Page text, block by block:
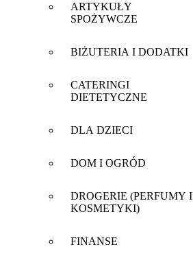
ARTYKUŁY
SPOŻYWCZE
BIŻUTERIA I DODATKI
CATERINGI
DIETETYCZNE
DLA DZIECI
DOM I OGRÓD
DROGERIE (PERFUMY I
KOSMETYKI)
FINANSE